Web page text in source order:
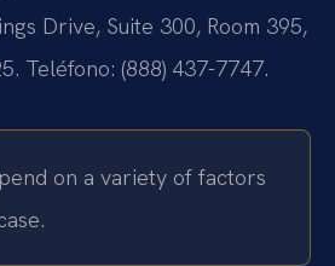
Drive, Suite 300, Room 395,
Teléfono: (888) 437-7747.
on a variety of factors